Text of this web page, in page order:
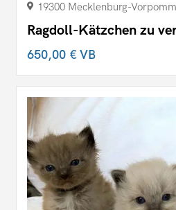
19300 Mecklenburg-
Ragdoll-Kätzchen zu
650,00 €VB